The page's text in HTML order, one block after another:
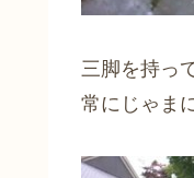
三脚を持っ
常にじゃま